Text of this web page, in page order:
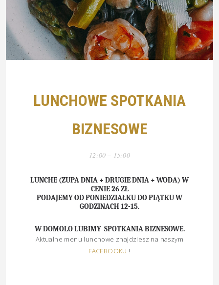
LUNCHOWE SPOTKANIA
BIZNESOWE
12:00 – 15:00
LUNCHE (ZUPA DNIA + DRUGIE DNIA + WODA) W
CENIE 26 ZŁ
PODAJEMY OD PONIEDZIAŁKU DO PIĄTKU W
GODZINACH 12-15.
W DOMOLO LUBIMY SPOTKANIA BIZNESOWE.
Aktualne menu lunchowe znajdziesz na naszym
FACEBOOKU !